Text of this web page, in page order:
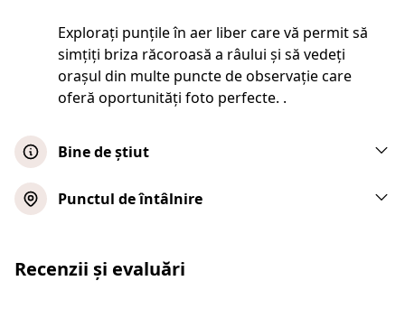
Explorați punțile în aer liber care vă permit să
simțiți briza răcoroasă a râului și să vedeți
orașul din multe puncte de observație care
oferă oportunități foto perfecte. .
Bine de știut
- Pasagerii își pot aduce propriile băuturi
- Copiii cu vârsta sub 4 ani sunt gratuiți
Punctul de întâlnire
Recenzii și evaluări